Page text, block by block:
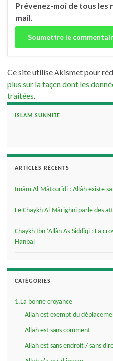
Prévenez-moi de tous les
mail.
Ce site utilise Akismet pour
plus sur la façon dont les
traitées
ISLAM SUNNITE
ARTICLES RÉCENTS
Imâm Al-Mâtourîdi : Allâh existe
Le Chaykh Al-Mârighni parle des
Chaykh Ibn ‘Allân As-Siddîqi : La
Hanbal
CATÉGORIES
1.La bonne croyance
Allah est exempt du
Allah est sans comment
Allah est sans endroit / sans